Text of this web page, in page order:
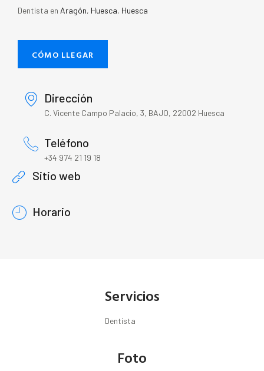
Dentista en Aragón, Huesca, Huesca
CÓMO LLEGAR
Dirección
C. Vicente Campo Palacio, 3, BAJO, 22002 Huesca
Teléfono
+34 974 21 19 18
Sitio web
Horario
Servicios
Dentista
Foto